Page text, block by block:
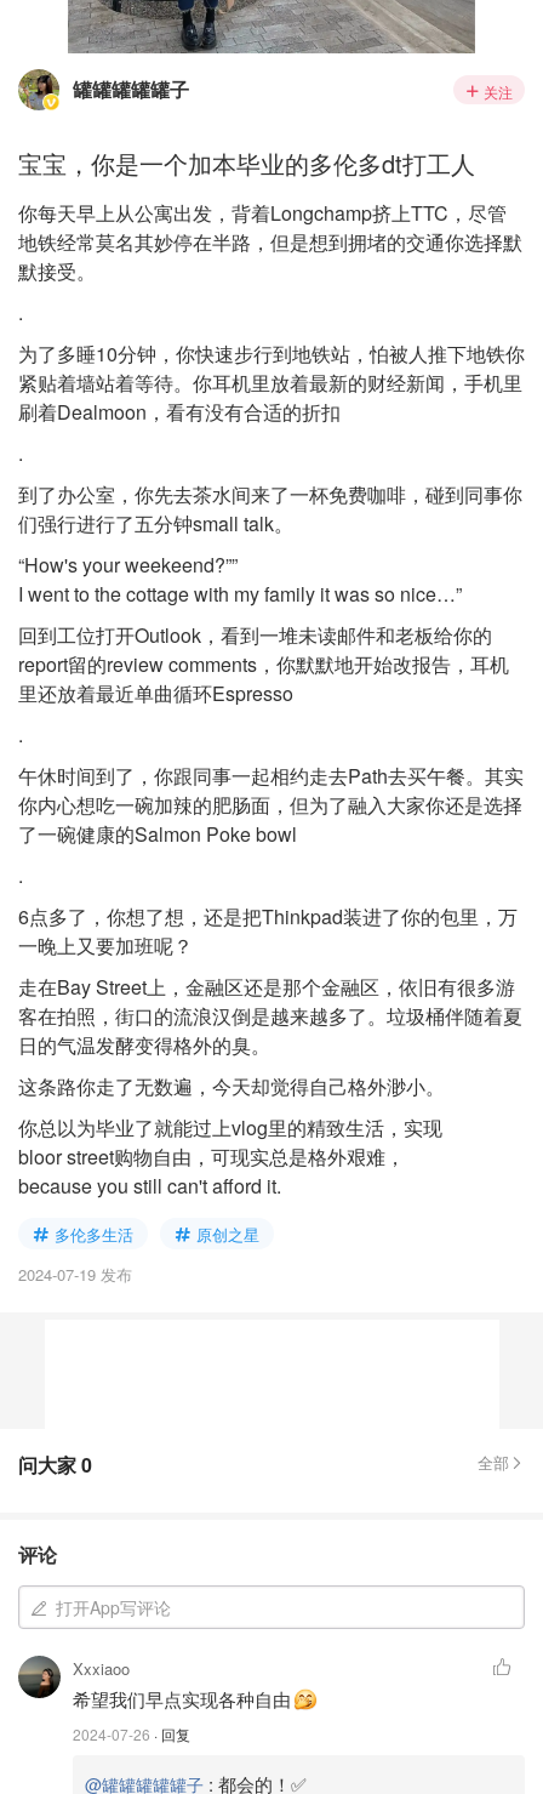
罐罐罐罐罐子 关注
宝宝，你是一个加本毕业的多伦多dt打工人
你每天早上从公寓出发，背着Longchamp挤上TTC，尽管
地铁经常莫名其妙停在半路，但是想到拥堵的交通你选择默
默接受。
.
为了多睡10分钟，你快速步行到地铁站，怕被人推下地铁你
紧贴着墙站着等待。你耳机里放着最新的财经新闻，手机里
刷着Dealmoon，看有没有合适的折扣
.
到了办公室，你先去茶水间来了一杯免费咖啡，碰到同事你
们强行进行了五分钟small talk。
“How's your weekeend?””
I went to the cottage with my family it was so nice…”
回到工位打开Outlook，看到一堆未读邮件和老板给你的
report留的review comments，你默默地开始改报告，耳机
里还放着最近单曲循环Espresso
.
午休时间到了，你跟同事一起相约走去Path去买午餐。其实
你内心想吃一碗加辣的肥肠面，但为了融入大家你还是选择
了一碗健康的Salmon Poke bowl
.
6点多了，你想了想，还是把Thinkpad装进了你的包里，万
一晚上又要加班呢？
走在Bay Street上，金融区还是那个金融区，依旧有很多游
客在拍照，街口的流浪汉倒是越来越多了。垃圾桶伴随着夏
日的气温发酵变得格外的臭。
这条路你走了无数遍，今天却觉得自己格外渺小。
你总以为毕业了就能过上vlog里的精致生活，实现
bloor street购物自由，可现实总是格外艰难，
because you still can't afford it.
多伦多生活
原创之星
2024-07-19 发布
问大家0 全部
评论
打开App写评论
Xxxiaoo
希望我们早点实现各种自由
2024-07-26 · 回复
@罐罐罐罐罐子 : 都会的！✅